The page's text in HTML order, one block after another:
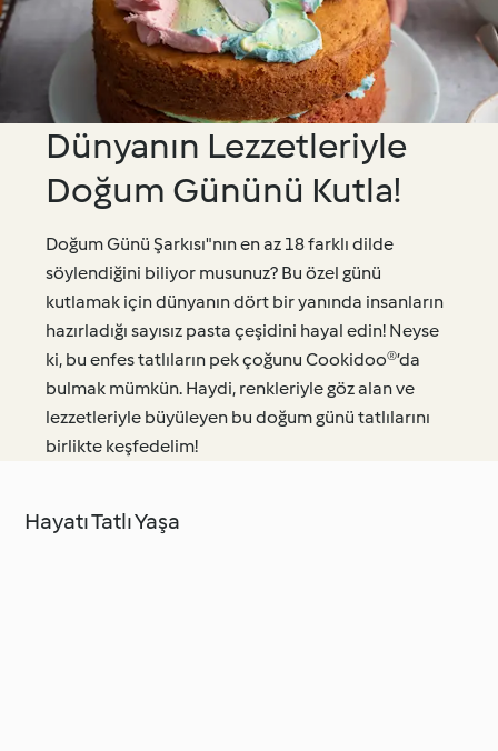
Dünyanın Lezzetleriyle
Doğum Gününü Kutla!
Doğum Günü Şarkısı"nın en az 18 farklı dilde
söylendiğini biliyor musunuz? Bu özel günü
kutlamak için dünyanın dört bir yanında insanların
hazırladığı sayısız pasta çeşidini hayal edin! Neyse
ki, bu enfes tatlıların pek çoğunu Cookidoo®’da
bulmak mümkün. Haydi, renkleriyle göz alan ve
lezzetleriyle büyüleyen bu doğum günü tatlılarını
birlikte keşfedelim!
Hayatı Tatlı Yaşa